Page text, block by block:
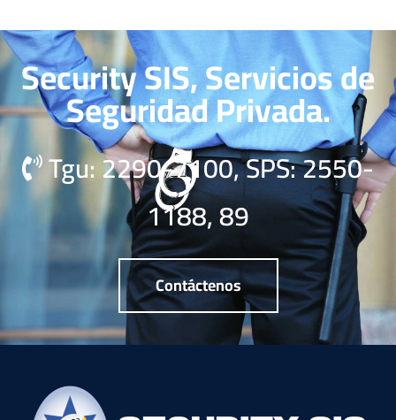
Security SIS, Servicios de
Seguridad Privada.
Tgu: 2290-7100, SPS: 2550-
1188, 89
Contáctenos